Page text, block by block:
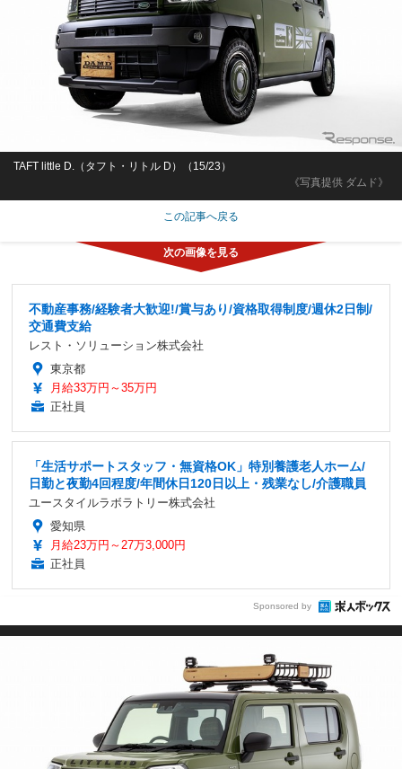
《写真提供 ダムド》
TAFT little D.（タフト・リトル D）（15/23）
この記事へ戻る
不動産事務/経験者大歓迎!/賞与あり/資格取得制度/週休2日制/
交通費支給
レスト・ソリューション株式会社
東京都
月給33万円～35万円
正社員
「生活サポートスタッフ・無資格OK」特別養護老人ホーム/
日勤と夜勤4回程度/年間休日120日以上・残業なし/介護職員
ユースタイルラボラトリー株式会社
愛知県
月給23万円～27万3,000円
正社員
Sponsored by